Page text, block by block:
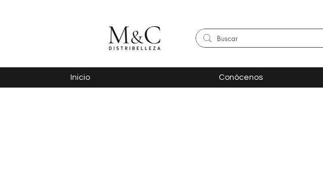
Inicio Conócenos